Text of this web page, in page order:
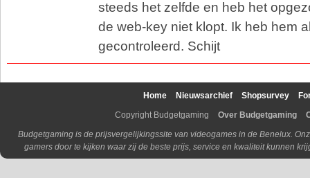
steeds het zelfde en heb het
de web-key niet klopt. Ik heb hem
gecontroleerd. Schijt
Home Nieuwsarchief Shopsurvey
Copyright Budgetgaming
Over Budgetgaming
Budgetgaming is de prijsvergelijkingssite van videogames in de Benelux.
gamers door te kijken waar zij de beste prijs, service en kwaliteit kunnen